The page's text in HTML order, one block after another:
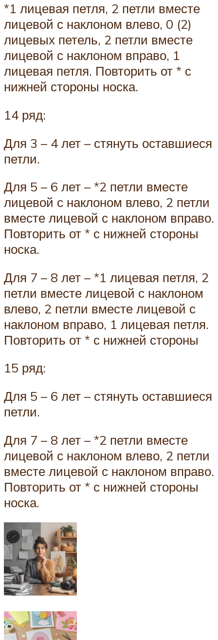
*1 лицевая петля, 2 петли вместе
лицевой с наклоном влево, 0 (2)
лицевых петель, 2 петли вместе
лицевой с наклоном вправо, 1
лицевая петля. Повторить от * с
нижней стороны носка.
14 ряд:
Для 3 – 4 лет – стянуть оставшиеся
петли.
Для 5 – 6 лет – *2 петли вместе
лицевой с наклоном влево, 2 петли
вместе лицевой с наклоном вправо.
Повторить от * с нижней стороны
носка.
Для 7 – 8 лет – *1 лицевая петля, 2
петли вместе лицевой с наклоном
влево, 2 петли вместе лицевой с
наклоном вправо, 1 лицевая петля.
Повторить от * с нижней стороны
15 ряд:
Для 5 – 6 лет – стянуть оставшиеся
петли.
Для 7 – 8 лет – *2 петли вместе
лицевой с наклоном влево, 2 петли
вместе лицевой с наклоном вправо.
Повторить от * с нижней стороны
носка.